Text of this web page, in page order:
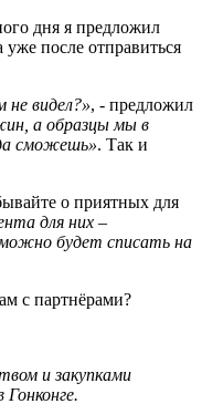
дня я предложил
уже после отправиться
видел?», - предложил
а образцы мы в
сможешь». Так и
о приятных для
для них –
можно будет списать на
с партнёрами?
и закупками